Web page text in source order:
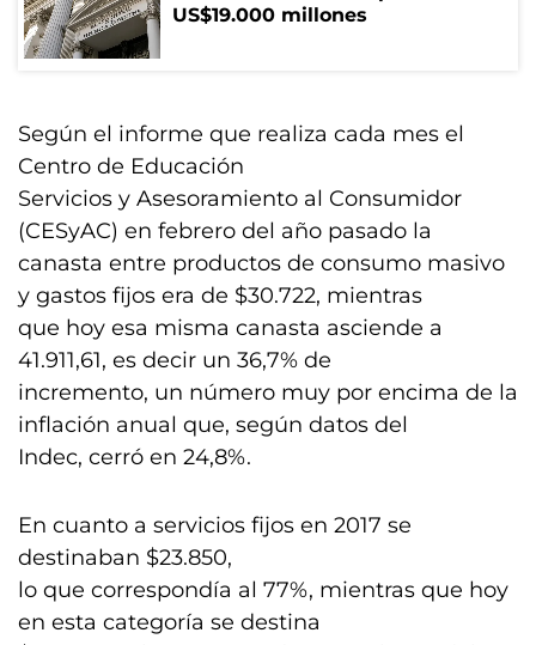
US$19.000 millones
Según el informe que realiza cada mes el
Centro de Educación
Servicios y Asesoramiento al Consumidor
(CESyAC) en febrero del año pasado la
canasta entre productos de consumo masivo
y gastos fijos era de $30.722, mientras
que hoy esa misma canasta asciende a
41.911,61, es decir un 36,7% de
incremento, un número muy por encima de la
inflación anual que, según datos del
Indec, cerró en 24,8%.
En cuanto a servicios fijos en 2017 se
destinaban $23.850,
lo que correspondía al 77%, mientras que hoy
en esta categoría se destina